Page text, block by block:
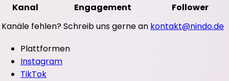
Kanal
Engagement
Follower
Kanäle fehlen? Schreib uns gerne an kontakt@nindo.de
Plattformen
Instagram
TikTok